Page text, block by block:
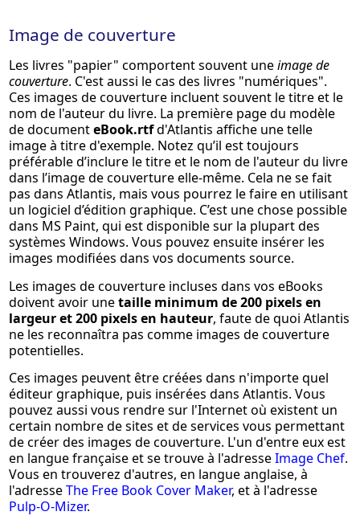
Image de couverture
Les livres "papier" comportent souvent uneimage de
couverture. C'est aussi le cas des livres "numériques".
Ces images de couverture incluent souvent le titre et le
nom de l'auteur du livre. La première page du modèle
de documenteBook.rtfd'Atlantis affiche une telle
image à titre d'exemple. Notez qu’il est toujours
préférable d’inclure le titre et le nom de l'auteur du livre
dans l’image de couverture elle-même. Cela ne se fait
pas dans Atlantis, mais vous pourrez le faire en utilisant
un logiciel d’édition graphique. C’est une chose possible
dans MS Paint, qui est disponible sur la plupart des
systèmes Windows. Vous pouvez ensuite insérer les
images modifiées dans vos documents source.
Les images de couverture incluses dans vos eBooks
doivent avoir unetaille minimum de 200 pixels en
largeur et 200 pixels en hauteur, faute de quoi Atlantis
ne les reconnaîtra pas comme images de couverture
potentielles.
Ces images peuvent être créées dans n'importe quel
éditeur graphique, puis insérées dans Atlantis. Vous
pouvez aussi vous rendre sur l'Internet où existent un
certain nombre de sites et de services vous permettant
de créer des images de couverture. L'un d'entre eux est
en langue française et se trouve à l'adresseImage Chef.
Vous en trouverez d'autres, en langue anglaise, à
l'adresseThe Free Book Cover Maker, et à l'adresse
Pulp-O-Mizer.